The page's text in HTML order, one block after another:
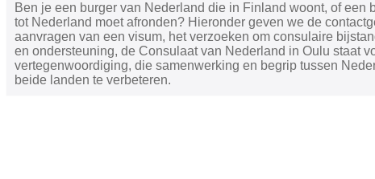
Ben je een burger van Nederland die in Finland woont, of
tot Nederland moet afronden? Hieronder geven we de
aanvragen van een visum, het verzoeken om consulaire
en ondersteuning, de Consulaat van Nederland in Oulu staat
vertegenwoordiging, die samenwerking en begrip tussen
beide landen te verbeteren.